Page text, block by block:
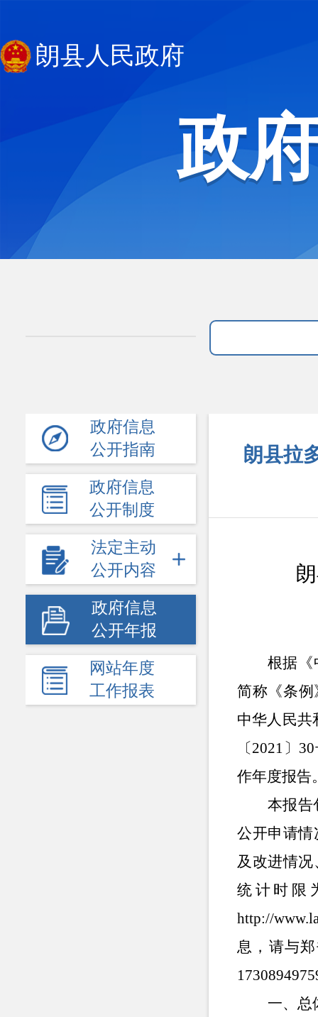
朗县人民政府
政
政府信息
公开指南
政府信息
公开制度
法定主动
公开内容
政府信息
公开年报
网站年度
工作报表
朗县拉
根据《
简称《条
中华人民共
〔2021〕
作年度报告
本报告
公开申请
及改进情
统计时限
http://
息，请与
一、总